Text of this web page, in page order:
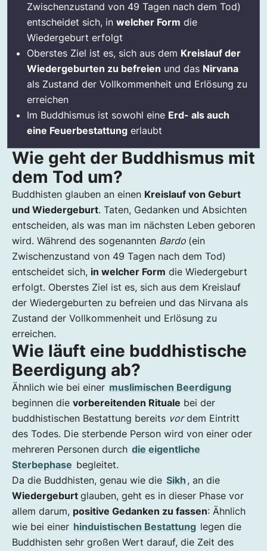
Zwischenzustand von 49 Tagen nach dem Tod)
entscheidet sich, in welcher Form die
Wiedergeburt erfolgt
Oberstes Ziel ist es, sich aus dem Kreislauf der
Wiedergeburten zu befreien und das Nirvana
als Zustand der Vollkommenheit und Erlösung zu
erreichen
Im Buddhismus ist sowohl eine Erd- als auch
eine Feuerbestattung erlaubt
Wie geht der Buddhismus mit
dem Tod um?
Buddhisten glauben an einen Kreislauf von Geburt
und Wiedergeburt. Taten, Gedanken und Absichten
entscheiden, als was man im nächsten Leben geboren
wird. Während des sogenannten Bardo (ein
Zwischenzustand von 49 Tagen nach dem Tod)
entscheidet sich, in welcher Form die Wiedergeburt
erfolgt. Oberstes Ziel ist es, sich aus dem Kreislauf
der Wiedergeburten zu befreien und das Nirvana als
Zustand der Vollkommenheit und Erlösung zu
erreichen.
Wie läuft eine buddhistische
Beerdigung ab?
Ähnlich wie bei einer muslimischen Beerdigung
beginnen die vorbereitenden Rituale bei der
buddhistischen Bestattung bereits vordem Eintritt
des Todes. Die sterbende Person wird von einer oder
mehreren Personen durch die eigentliche
Sterbephase begleitet.
Da die Buddhisten, genau wie die Sikh , an die
Wiedergeburt glauben, geht es in dieser Phase vor
allem darum, positive Gedanken zu fassen: Ähnlich
wie bei einer hinduistischen Bestattung legen die
Buddhisten sehr großen Wert darauf, die Zeit des